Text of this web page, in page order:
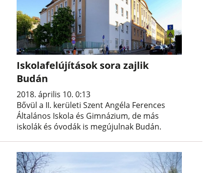
Iskolafelújítások sora zajlik
Budán
2018. április 10. 0:13
Bővül a II. kerületi Szent Angéla Ferences
Általános Iskola és Gimnázium, de más
iskolák és óvodák is megújulnak Budán.